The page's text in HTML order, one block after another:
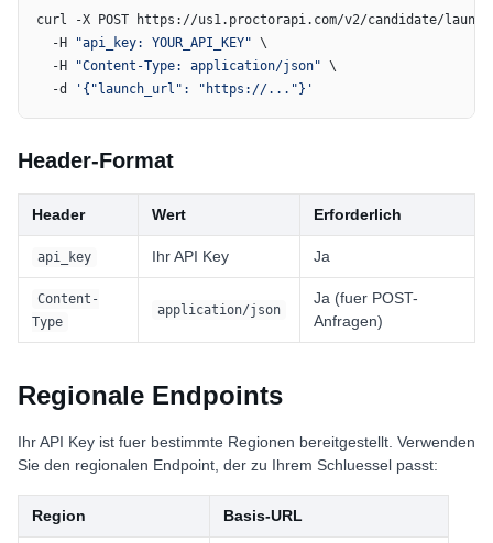
curl -X POST https://us1.proctorapi.com/v2/candidate/
  -H
"api_key: YOUR_API_KEY" \
  -H
"Content-Type: application/json" \
  -d
'{"launch_url": "https://..."}'
Header-Format
Header Wert Erforderlich
api_key Ihr API Key Ja
Content-
Type
application/json
Ja (fuer POST-
Anfragen)
Regionale Endpoints
Ihr API Key ist fuer bestimmte Regionen bereitgestellt. Verwenden
Sie den regionalen Endpoint, der zu Ihrem Schluessel passt:
Region Basis-URL